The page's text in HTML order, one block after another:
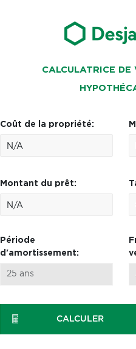
CALCULATRICE DE
Coût de la propriété:
Montant du prêt:
Période
d'amortissement:
CALCULER